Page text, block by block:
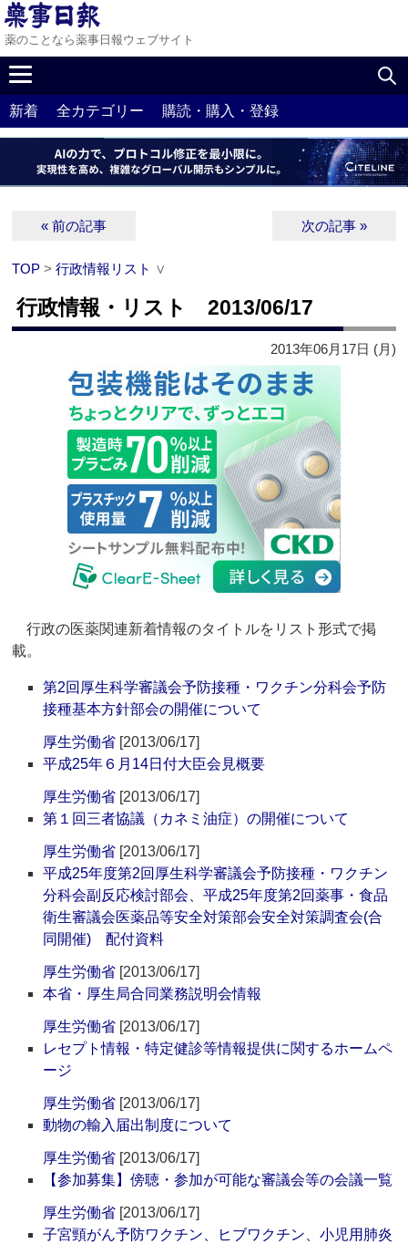
薬のことなら薬事日報ウェブサイト
新着 全カテゴリー 購読・購入・登録
« 前の記事 次の記事 »
TOP >行政情報リスト ∨
行政情報・リスト 2013/06/17
2013年06月17日 (月)
行政の医薬関連新着情報のタイトルをリスト形式で掲
載。
第2回厚生科学審議会予防接種・ワクチン分科会予防
接種基本方針部会の開催について
厚生労働省 [2013/06/17]
平成25年６月14日付大臣会見概要
厚生労働省 [2013/06/17]
第１回三者協議（カネミ油症）の開催について
厚生労働省 [2013/06/17]
平成25年度第2回厚生科学審議会予防接種・ワクチン
分科会副反応検討部会、平成25年度第2回薬事・食品
衛生審議会医薬品等安全対策部会安全対策調査会(合
同開催) 配付資料
厚生労働省 [2013/06/17]
本省・厚生局合同業務説明会情報
厚生労働省 [2013/06/17]
レセプト情報・特定健診等情報提供に関するホームペ
ージ
厚生労働省 [2013/06/17]
動物の輸入届出制度について
厚生労働省 [2013/06/17]
【参加募集】傍聴・参加が可能な審議会等の会議一覧
厚生労働省 [2013/06/17]
子宮頸がん予防ワクチン、ヒブワクチン、小児用肺炎